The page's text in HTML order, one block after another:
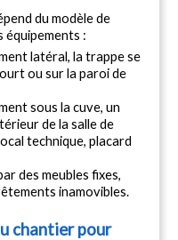
du modèle de
équipements :
latéral, la trappe se
ou sur la paroi de
sous la cuve, un
de la salle de
technique, placard
des meubles fixes,
inamovibles.
chantier pour